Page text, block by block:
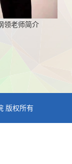
领老师简介
版权所有